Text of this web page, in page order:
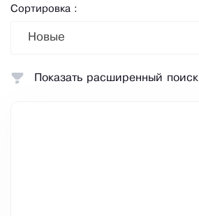
Сортировка :
Новые
Показать расширенный поиск